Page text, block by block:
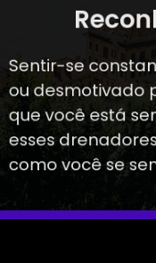
Sentir-se
ou
que você
esses
como você